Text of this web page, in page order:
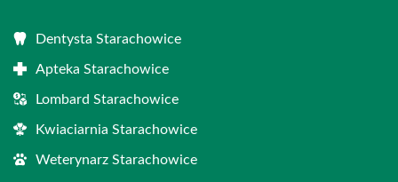
Dentysta Starachowice
Apteka Starachowice
Lombard Starachowice
Kwiaciarnia Starachowice
Weterynarz Starachowice